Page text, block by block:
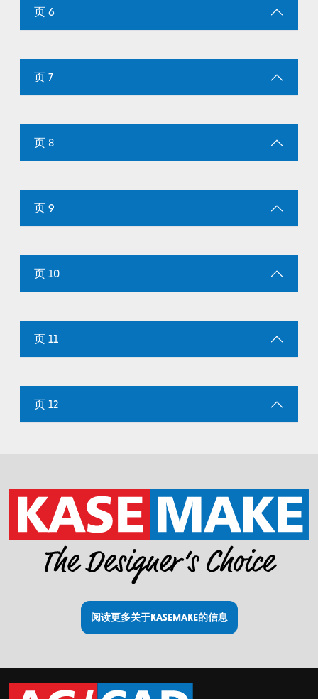
页 6
页 7
页 8
页 9
页 10
页 11
页 12
阅读更多关于KASEMAKE的信息